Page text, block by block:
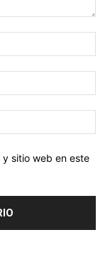
sitio web en este